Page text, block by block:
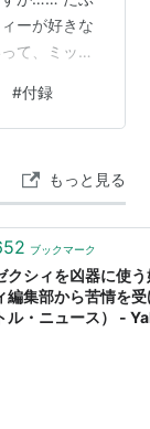
ト（2013年
和電機
ーが好きな
て、ミッフ
はゆるキャ
な置物もず
んなやり取
ない。 で
#付録
もっと見る
ブックマーク
クシィを凶器に使
編集部から苦情を
ル・ニュース） -